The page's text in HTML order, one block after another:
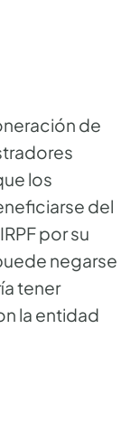
de
los
del
por su
negarse
tener
la entidad